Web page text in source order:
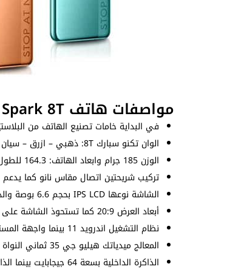
مواصفات هاتف Tecno Spark 8T
في البداية خامات تصنيع الهاتف من
الوان تكنو سبارك 8T: ذهبي – ازرق – سيان – بنفسج. هذا الهاتف هو خليفة
الوزن 185 جرام وابعاد الهاتف: 164.3 للطول – 75.9 للعرض – 8.9 للسُمك (ملم).
تركيب شريحتين اتصال مقاس نانو كما يدعم
الشاشة نوعها IPS LCD بحجم 6.6 بوصة والدقة 1080X2408 بيكسل بكثافة بيكسلات 400 بيكسل لكل بوصة.
أبعاد العرض 20:9 كما تستحوذ الشاشة على 84% تقريباً من الواجهة الأمامية.
نظام التشغيل اندرويد 11 بينما واجهة المستخدم HiOS 7.6 التي تضم مزايا متنوعة.
المعالج ميدياتك هيليو جي 35 ثماني النواة بتردد يصل إلى 2.3 جيجاهرتز وهو نفس الموجود في
الذاكرة الداخلية بسعة 64 جيجابايت بينما الذاكرة العشوائية بسعة 4 جيجابايت.